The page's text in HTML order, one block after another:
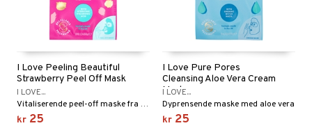
I Love Peeling Beautiful
Strawberry Peel Off Mask
I LOVE...
Vitaliserende peel-off maske fra I Love
kr 25
I Love Pure Pores
Cleansing Aloe Vera Cream
Mask
I LOVE...
Dyprensende maske med aloe vera
kr 25